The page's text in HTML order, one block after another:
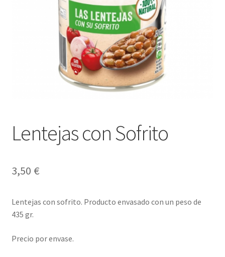
Finalizar compra
Menaje, Complementos y Servicios
Mi cuenta
Novedades
Pescados y Mariscos
Política de Privacidad Y Cookies
Lentejas con Sofrito
3,50 €
Lentejas con sofrito. Producto envasado con un peso de
435 gr.
Precio por envase.